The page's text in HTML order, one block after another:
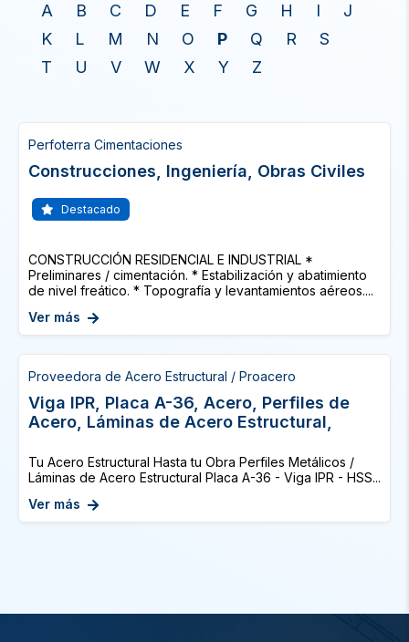
A
B C D E F G H I
J
K
L M N O P Q R
S
T
U V W X Y Z
Perfoterra Cimentaciones
Construcciones, Ingeniería, Obras Civiles
Destacado
CONSTRUCCIÓN RESIDENCIAL E INDUSTRIAL *
Preliminares / cimentación. * Estabilización y abatimiento
de nivel freático. * Topografía y levantamientos aéreos....
Ver más
Proveedora de Acero Estructural / Proacero
Viga IPR, Placa A-36, Acero, Perfiles de
Acero, Láminas de Acero Estructural,
Tu Acero Estructural Hasta tu Obra Perfiles Metálicos /
Láminas de Acero Estructural Placa A-36 - Viga IPR - HSS...
Ver más